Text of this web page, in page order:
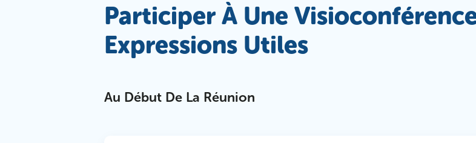
Participer À Une
Expressions Utiles
Au Début De La Réunion